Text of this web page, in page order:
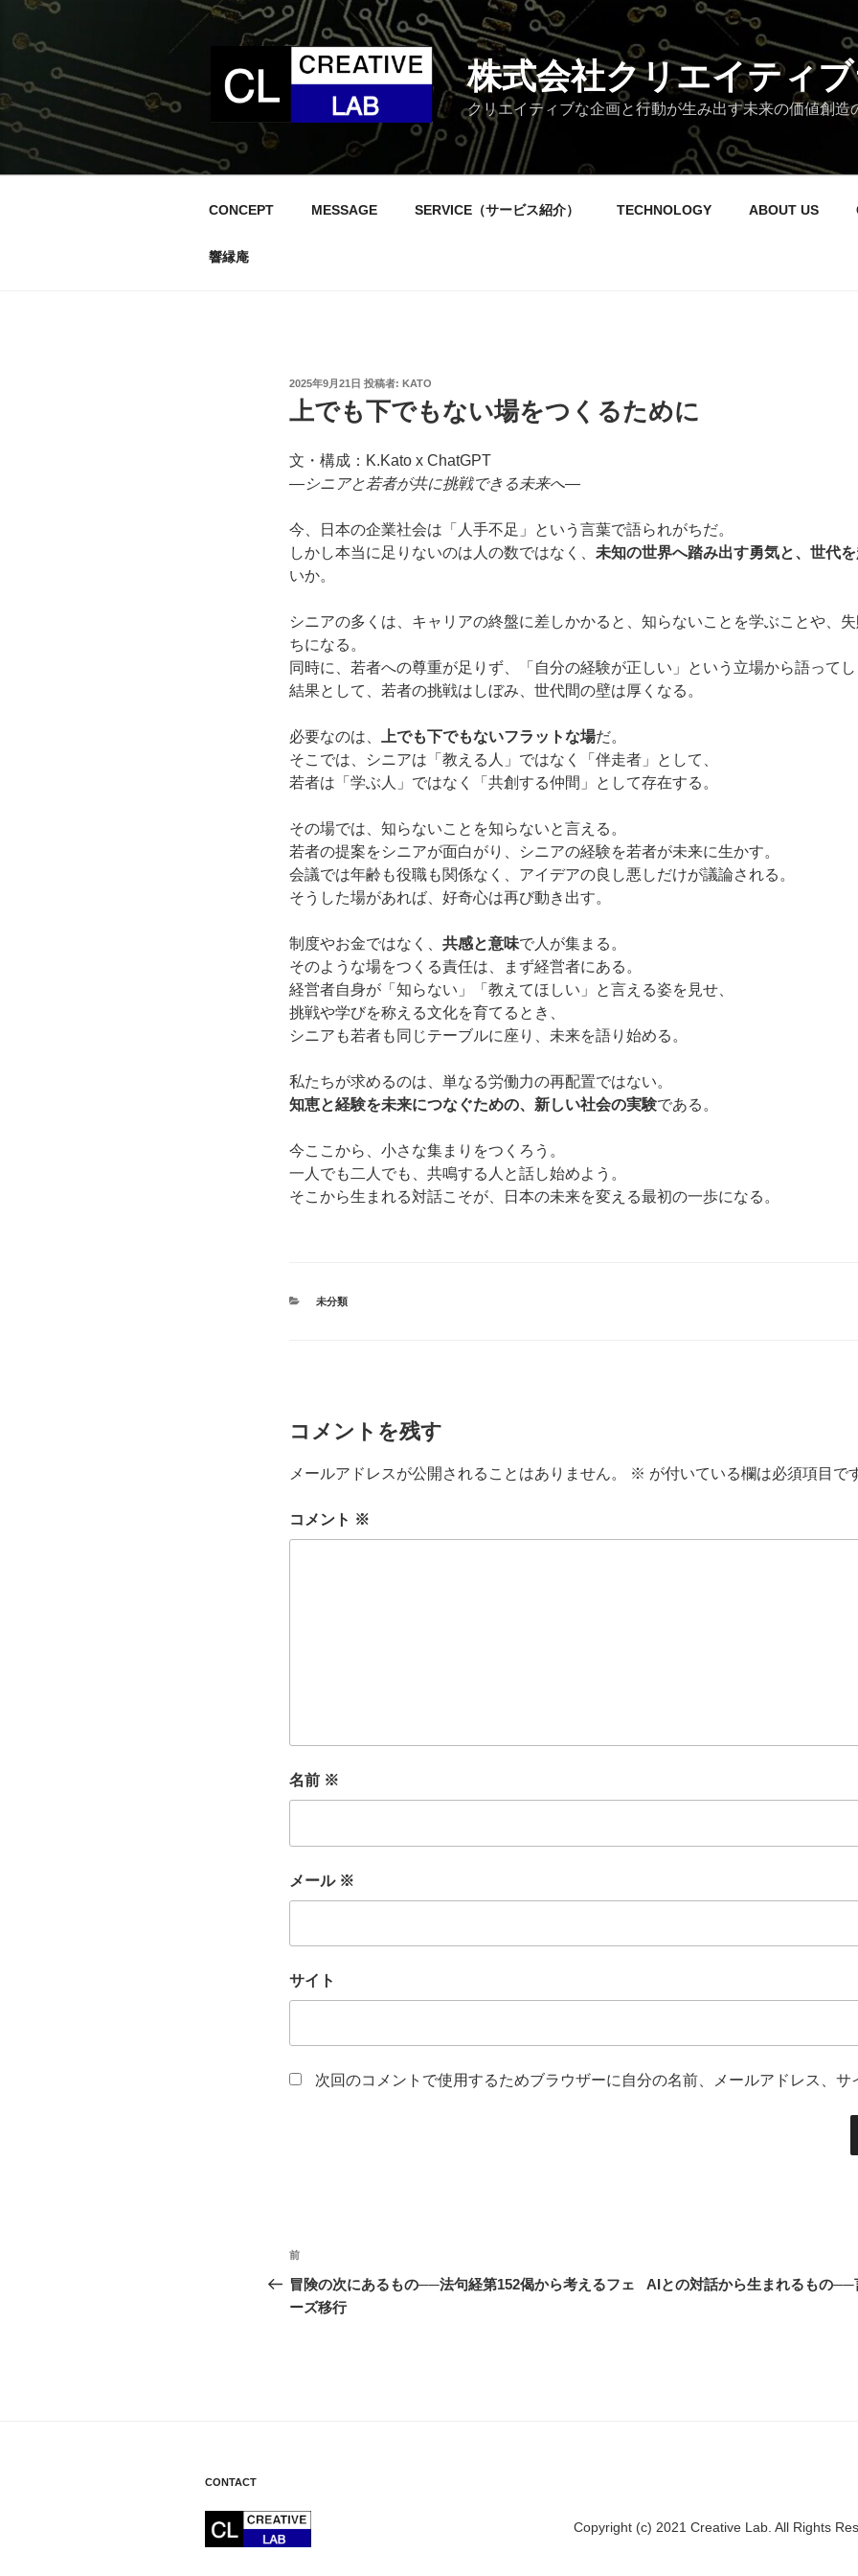
ン
ン
ツ
へ
ス
キ
株式会社クリエイティ
クリエイティブな企画と行動が生み出す未来の価値創造
CONCEPT MESSAGE SERVICE（サービス紹介） TECHNOLOGY ABOUT US
響縁庵
投
2025年9月21日 投稿者: KATO
上でも下でもない場をつくるために
文・構成：K.Kato x ChatGPT
―シニアと若者が共に挑戦できる未来へ―
今、日本の企業社会は「人手不足」という言葉で語られがちだ。
しかし本当に足りないのは人の数ではなく、 未知の世界へ踏み出す勇気と、世代
いか。
シニアの多くは、キャリアの終盤に差しかかると、知らないことを学ぶことや、
ちになる。
同時に、若者への尊重が足りず、「自分の経験が正しい」という立場から語って
結果として、若者の挑戦はしぼみ、世代間の壁は厚くなる。
必要なのは、 上でも下でもないフラットな場だ。
そこでは、シニアは「教える人」ではなく「伴走者」として、
若者は「学ぶ人」ではなく「共創する仲間」として存在する。
その場では、知らないことを知らないと言える。
若者の提案をシニアが面白がり、シニアの経験を若者が未来に生かす。
会議では年齢も役職も関係なく、アイデアの良し悪しだけが議論される。
そうした場があれば、好奇心は再び動き出す。
制度やお金ではなく、 共感と意味で人が集まる。
そのような場をつくる責任は、まず経営者にある。
経営者自身が「知らない」「教えてほしい」と言える姿を見せ、
挑戦や学びを称える文化を育てるとき、
シニアも若者も同じテーブルに座り、未来を語り始める。
私たちが求めるのは、単なる労働力の再配置ではない。
知恵と経験を未来につなぐための、新しい社会の実験である。
今ここから、小さな集まりをつくろう。
一人でも二人でも、共鳴する人と話し始めよう。
そこから生まれる対話こそが、日本の未来を変える最初の一歩になる。
カ
未分類
コメントを残す
メールアドレスが公開されることはありません。 ※ が付いている欄は必須項目で
コメント ※
名前 ※
メール ※
サイト
次回のコメントで使用するためブラウザーに自分の名前、メールアドレス、サ
投
稿
ナ
ン
前
の
投
前
冒険の次にあるもの──法句経第152偈から考えるフェ
ーズ移行
AIとの対話から生まれるもの──
CONTACT
Copyright (c) 2021 Creative Lab. All Rights